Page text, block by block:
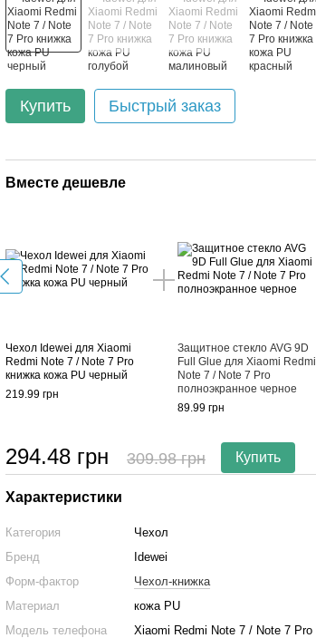
Купить Быстрый заказ
Вместе дешевле
Чехол Idewei для Xiaomi
Redmi Note 7 / Note 7 Pro
книжка кожа PU черный
219.99 грн
Защитное стекло AVG 9D
Full Glue для Xiaomi Redmi
Note 7 / Note 7 Pro
полноэкранное черное
89.99 грн
294.48 грн 309.98 грн Купить
Характеристики
Категория
Чехол
Бренд
Idewei
Форм-фактор
Чехол-книжка
Материал
кожа PU
Модель телефона
Xiaomi Redmi Note 7 / Note 7 Pro